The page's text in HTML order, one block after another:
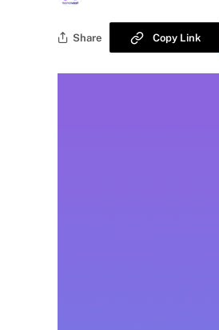
Share Copy Link